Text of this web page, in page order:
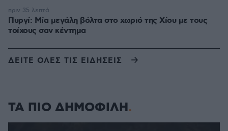
Πυργί: Mία μεγάλη βόλτα στο χωριό της Χίου με τους
τοίχους σαν κέντημα
πριν 35 λεπτά
ΔΕΙΤΕ ΟΛΕΣ ΤΙΣ ΕΙΔΗΣΕΙΣ
ΤΑ ΠΙΟ ΔΗΜΟΦΙΛΗ